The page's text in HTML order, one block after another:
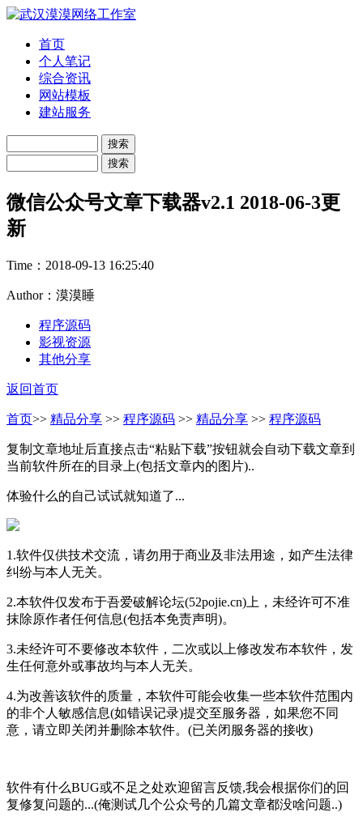
首页
个人笔记
综合资讯
网站模板
建站服务
微信公众号文章下载器v2.1 2018-06-3更
新
Time： 2018-09-13 16:25:40
Author：漠漠睡
程序源码
影视资源
其他分享
返回首页
首页>> 精品分享 >> 程序源码 >> 精品分享 >> 程序源码
复制文章地址后直接点击“粘贴下载”按钮就会自动下载文章到
当前软件所在的目录上(包括文章内的图片)..
体验什么的自己试试就知道了...
1.软件仅供技术交流，请勿用于商业及非法用途，如产生法律
纠纷与本人无关。
2.本软件仅发布于吾爱破解论坛(52pojie.cn)上，未经许可不准
抹除原作者任何信息(包括本免责声明)。
3.未经许可不要修改本软件，二次或以上修改发布本软件，发
生任何意外或事故均与本人无关。
4.为改善该软件的质量，本软件可能会收集一些本软件范围内
的非个人敏感信息(如错误记录)提交至服务器，如果您不同
意，请立即关闭并删除本软件。(已关闭服务器的接收)
软件有什么BUG或不足之处欢迎留言反馈,我会根据你们的回
复修复问题的...(俺测试几个公众号的几篇文章都没啥问题..)